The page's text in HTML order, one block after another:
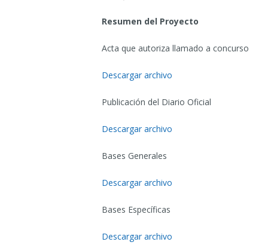
Resumen del Proyecto
Acta que autoriza llamado a concurso
Descargar archivo
Publicación del Diario Oficial
Descargar archivo
Bases Generales
Descargar archivo
Bases Específicas
Descargar archivo